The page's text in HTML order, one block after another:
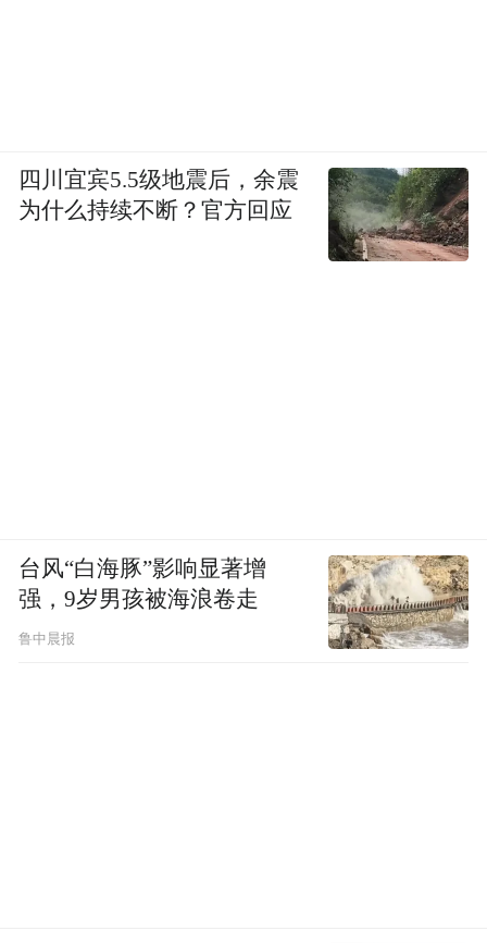
四川宜宾5.5级地震后，余震
为什么持续不断？官方回应
台风“白海豚”影响显著增
强，9岁男孩被海浪卷走
鲁中晨报